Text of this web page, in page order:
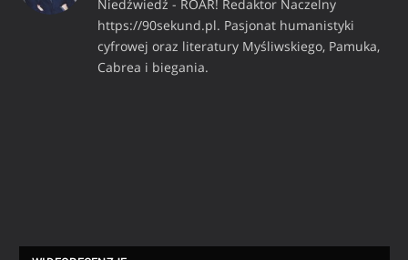
Niedźwiedź - ROAR! Redaktor Naczelny
https://90sekund.pl. Pasjonat humanistyki
cyfrowej oraz literatury Myśliwskiego, Pamuka,
Cabrea i biegania.